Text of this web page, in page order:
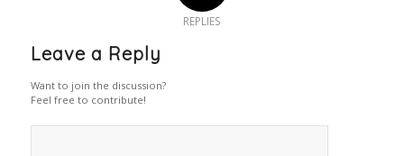
REPLIES
Leave a Reply
Want to join the discussion?
Feel free to contribute!